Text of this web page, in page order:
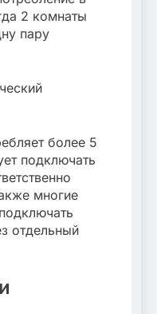
2 комнаты
пару
более 5
подключать
многие
отдельный